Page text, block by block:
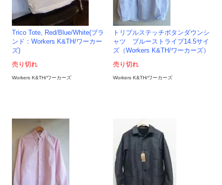
Trico Tote, Red/Blue/White(ブラ
ンド：Workers K&TH/ワーカー
ズ)
売り切れ
Workers K&TH/ワーカーズ
トリプルステッチボタンダウンシ
ャツ ブルーストライプ14.5サイ
ズ（Workers K&TH/ワーカーズ）
売り切れ
Workers K&TH/ワーカーズ